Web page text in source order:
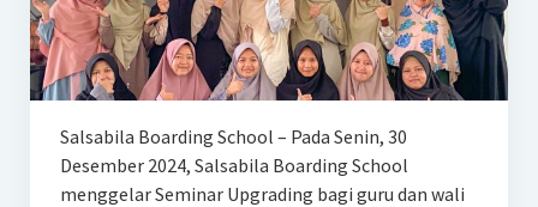
Salsabila Boarding School – Pada Senin, 30
Desember 2024, Salsabila Boarding School
menggelar Seminar Upgrading bagi guru dan wali